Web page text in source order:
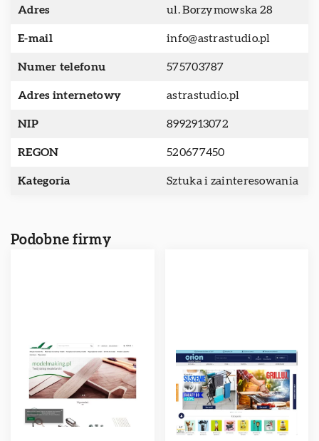
Adres ul. Borzymowska 28
E-mail info@astrastudio.pl
Numer telefonu 575703787
Adres internetowy astrastudio.pl
NIP 8992913072
REGON 520677450
Kategoria Sztuka i zainteresowania
Podobne firmy